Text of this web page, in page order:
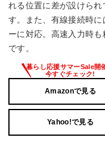
れる位置に差が設けら
す。また、有線接続時
ーに対応。高速入力時
です。
Amazonで見る
Yahoo!で見る